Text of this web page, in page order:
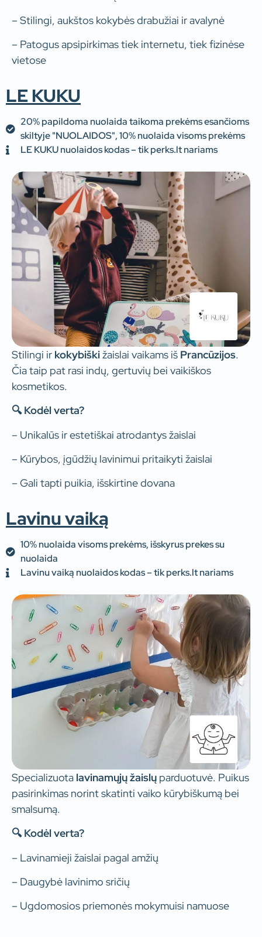
– Stilingi, aukštos kokybės drabužiai ir avalynė
– Patogus apsipirkimas tiek internetu, tiek fizinėse
vietose
LE KUKU
20% papildoma nuolaida taikoma prekėms esančioms
skiltyje "NUOLAIDOS", 10% nuolaida visoms prekėms
LE KUKU nuolaidos kodas – tik perks.lt nariams
Stilingi ir kokybiškižaislai vaikams iš Prancūzijos.
Čia taip pat rasi indų, gertuvių bei vaikiškos
kosmetikos.
🔍 Kodėl verta?
– Unikalūs ir estetiškai atrodantys žaislai
– Kūrybos, įgūdžių lavinimui pritaikyti žaislai
– Gali tapti puikia, išskirtine dovana
Lavinu vaiką
10% nuolaida visoms prekėms, išskyrus prekes su
nuolaida
Lavinu vaiką nuolaidos kodas – tik perks.lt nariams
Specializuota lavinamųjų žaislų parduotuvė. Puikus
pasirinkimas norint skatinti vaiko kūrybiškumą bei
smalsumą.
🔍 Kodėl verta?
– Lavinamieji žaislai pagal amžių
– Daugybė lavinimo sričių
– Ugdomosios priemonės mokymuisi namuose